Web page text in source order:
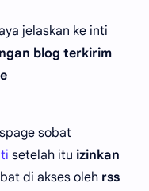
jelaskan ke inti
blog terkirim
sobat
setelah itu izinkan
di akses oleh rss